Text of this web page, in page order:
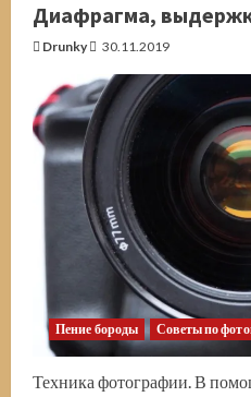
Диафрагма,
Drunky 30.11.2019
Пение бороды Советы по
Техника фотографии. В